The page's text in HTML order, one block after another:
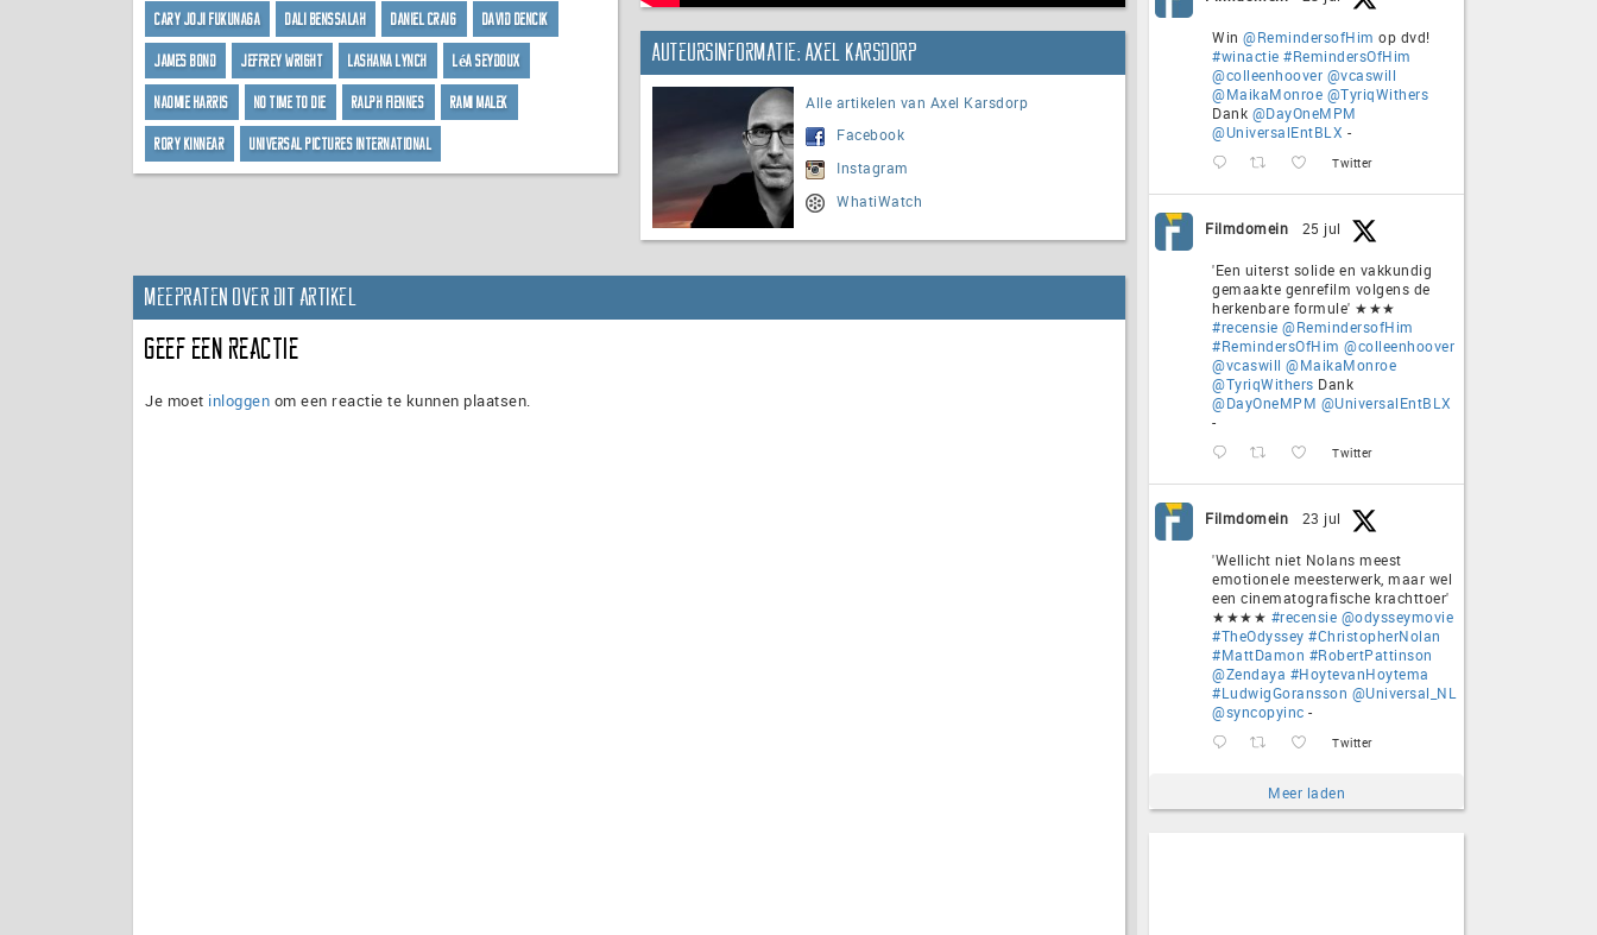
Cary Joji Fukunaga Dali Benssalah Daniel Craig David Dencik
James Bond Jeffrey Wright Lashana Lynch Léa Seydoux
Naomie Harris No Time To Die Ralph Fiennes Rami Malek
Rory Kinnear Universal Pictures International
Auteursinformatie: Axel Karsdorp
Alle artikelen van Axel Karsdorp
Facebook
Instagram
WhatiWatch
Meepraten over dit artikel
Geef een reactie
Je moet inloggen om een reactie te kunnen plaatsen.
Win @RemindersofHim op dvd!
#winactie #RemindersOfHim
@colleenhoover @vcaswill
@MaikaMonroe @TyriqWithers
Dank @DayOneMPM
@UniversalEntBLX -
Twitter
Filmdomein 25 jul
'Een uiterst solide en vakkundig
gemaakte genrefilm volgens de
herkenbare formule' ★★★
#recensie @RemindersofHim
#RemindersOfHim @colleenhoover
@vcaswill @MaikaMonroe
@TyriqWithers Dank
@DayOneMPM @UniversalEntBLX
-
Twitter
Filmdomein 23 jul
'Wellicht niet Nolans meest
emotionele meesterwerk, maar wel
een cinematografische krachttoer'
★★★★ #recensie @odysseymovie
#TheOdyssey #ChristopherNolan
#MattDamon #RobertPattinson
@Zendaya #HoytevanHoytema
#LudwigGoransson @Universal_NL
@syncopyinc -
Twitter
Meer laden